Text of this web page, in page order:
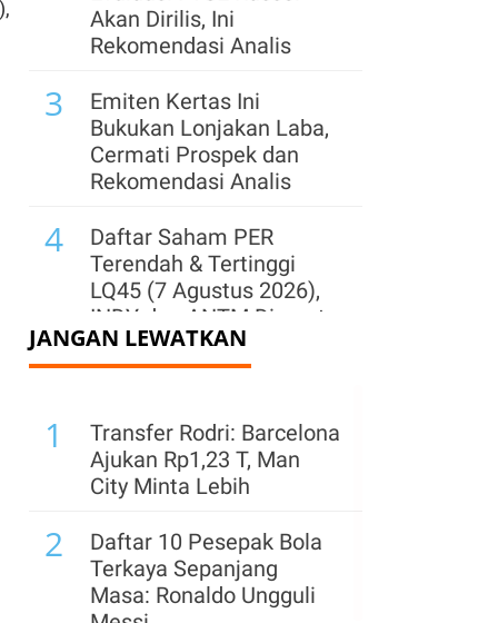
Akan Dirilis, Ini
Rekomendasi Analis
3
Emiten Kertas Ini
Bukukan Lonjakan Laba,
Cermati Prospek dan
Rekomendasi Analis
4
Daftar Saham PER
Terendah & Tertinggi
LQ45 (7 Agustus 2026),
INDY dan ANTM Disorot
5
IHSG Berpeluang Lanjut
Cek Saham
Rekomendasi Analis
FTSE Russell Segera
Putuskan Status Freeze,
Cek Dampaknya ke IHSG
dan Blue Chip
JANGAN LEWATKAN
1
Transfer Rodri: Barcelona
Ajukan Rp1,23 T, Man
City Minta Lebih
2
Daftar 10 Pesepak Bola
Terkaya Sepanjang
Masa: Ronaldo Ungguli